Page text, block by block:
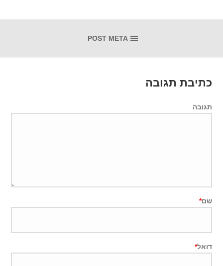
POST META
כתיבת תגובה
תגובה
שם*
דואל*